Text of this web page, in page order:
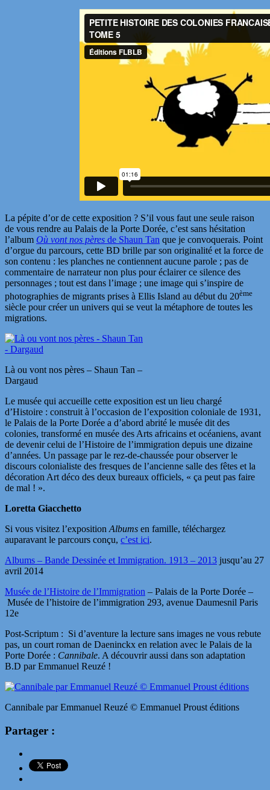
La pépite d’or de cette exposition ? S’il vous faut une seule raison
de vous rendre au Palais de la Porte Dorée, c’est sans hésitation
l’album Où vont nos pères de Shaun Tan que je convoquerais. Point
d’orgue du parcours, cette BD brille par son originalité et la force de
son contenu : les planches ne contiennent aucune parole ; pas de
commentaire de narrateur non plus pour éclairer ce silence des
personnages ; tout est dans l’image ; une image qui s’inspire de
photographies de migrants prises à Ellis Island au début du 20ème
siècle pour créer un univers qui se veut la métaphore de toutes les
migrations.
Là ou vont nos pères – Shaun Tan –
Dargaud
Le musée qui accueille cette exposition est un lieu chargé
d’Histoire : construit à l’occasion de l’exposition coloniale de 1931,
le Palais de la Porte Dorée a d’abord abrité le musée dit des
colonies, transformé en musée des Arts africains et océaniens, avant
de devenir celui de l’Histoire de l’immigration depuis une dizaine
d’années. Un passage par le rez-de-chaussée pour observer le
discours colonialiste des fresques de l’ancienne salle des fêtes et la
décoration Art déco des deux bureaux officiels, « ça peut pas faire
de mal ! ».
Loretta Giacchetto
Si vous visitez l’exposition Albums en famille, téléchargez
auparavant le parcours conçu, c’est ici.
Albums – Bande Dessinée et Immigration. 1913 – 2013 jusqu’au 27
avril 2014
Musée de l’Histoire de l’Immigration – Palais de la Porte Dorée –
Musée de l’histoire de l’immigration 293, avenue Daumesnil Paris
12e
Post-Scriptum : Si d’aventure la lecture sans images ne vous rebute
pas, un court roman de Daeninckx en relation avec le Palais de la
Porte Dorée : Cannibale. A découvrir aussi dans son adaptation
B.D par Emmanuel Reuzé !
Cannibale par Emmanuel Reuzé © Emmanuel Proust éditions
Partager :